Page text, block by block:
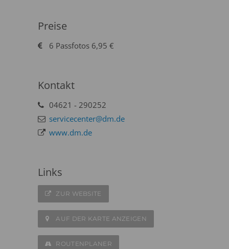
Preise
6 Passfotos 6,95 €
Kontakt
04621 - 290252
servicecenter@dm.de
www.dm.de
Links
ZUR WEBSITE
AUF DER KARTE ANZEIGEN
ROUTENPLANER